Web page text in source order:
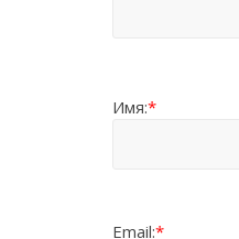
Имя:*
Email:*